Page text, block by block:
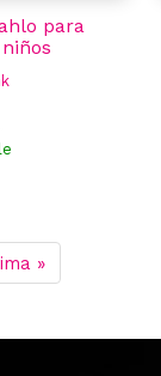
para
»